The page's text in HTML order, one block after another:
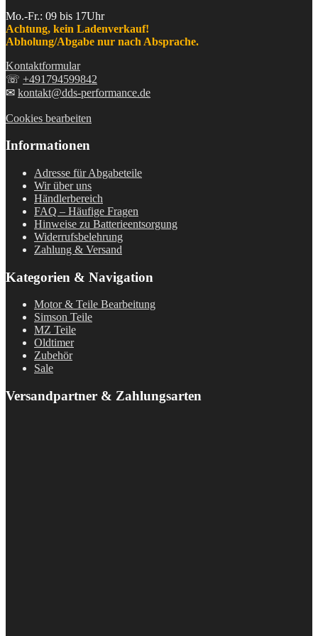
Mo.-Fr.: 09 bis 17Uhr
Achtung, kein Ladenverkauf!
Abholung/Abgabe nur nach Absprache.
Kontaktformular
☏ +491794599842
✉ kontakt@dds-performance.de
Cookies bearbeiten
Informationen
Adresse für Abgabeteile
Wir über uns
Händlerbereich
FAQ – Häufige Fragen
Hinweise zu Batterieentsorgung
Widerrufsbelehrung
Zahlung & Versand
Kategorien & Navigation
Motor & Teile Bearbeitung
Simson Teile
MZ Teile
Oldtimer
Zubehör
Sale
Versandpartner & Zahlungsarten